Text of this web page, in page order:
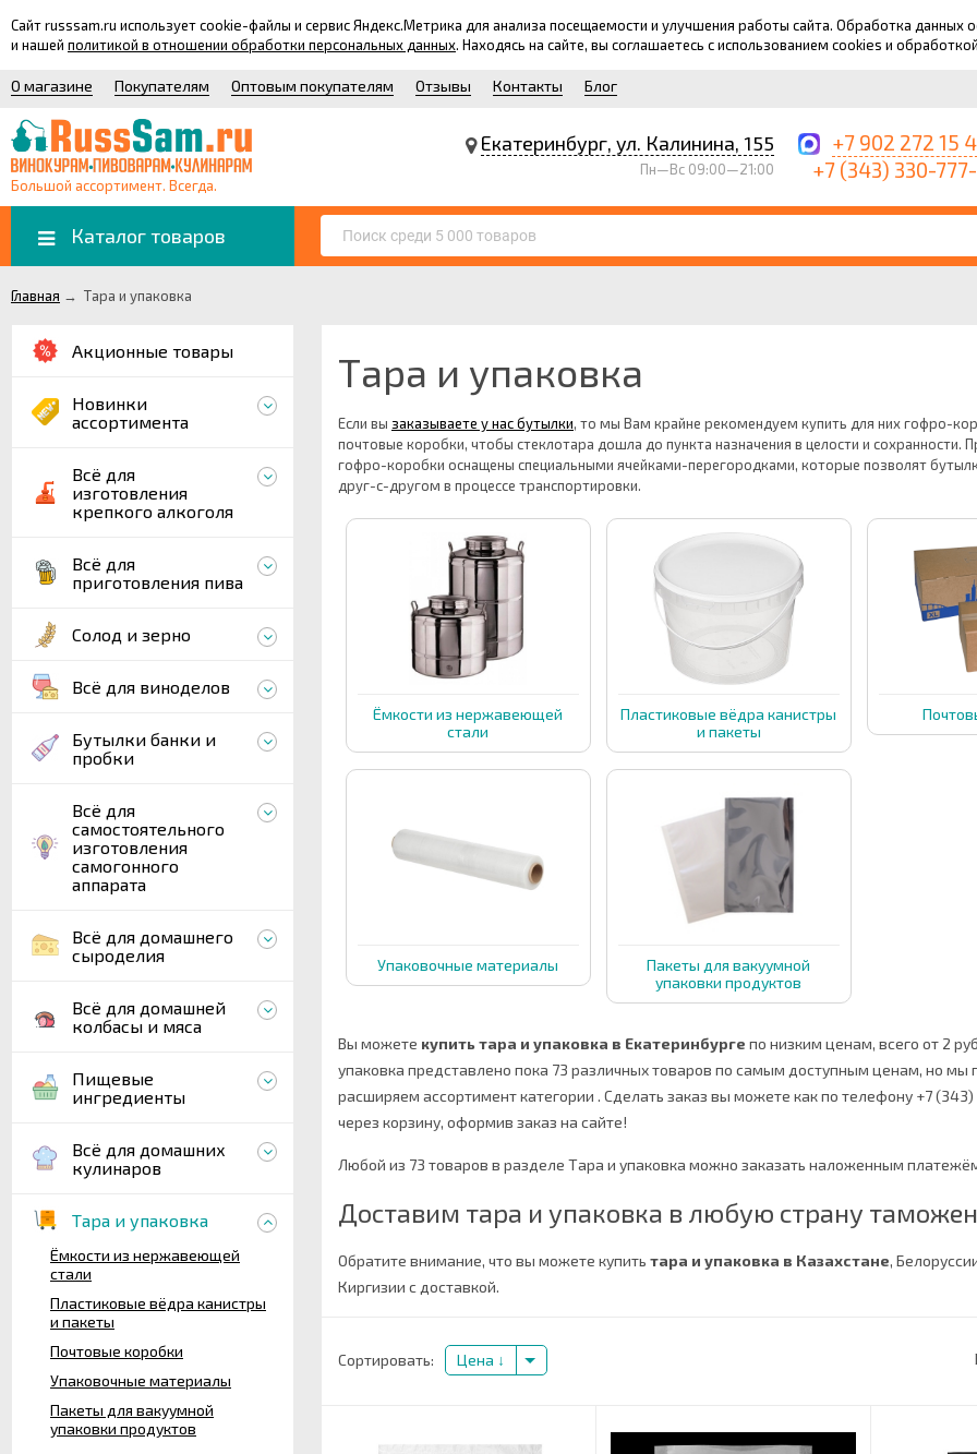
Сайт russsam.ru использует cookie-файлы и сервис Яндекс.Метрика для анализа посещаемости и улучшения работы сайта. Обработка
и нашей политикой в отношении обработки персональных данных. Находясь на сайте, вы соглашаетесь с использованием cookies и
О магазине Покупателям Оптовым покупателям Отзывы Контакты Блог
Большой ассортимент. Всегда.
Екатеринбург, ул. Калинина, 155
Пн—Вс 09:00—21:00
+7 902 272 15
+7 (343) 330-
Каталог товаров
Главная → Тара и упаковка
Акционные товары
Новинки
ассортимента
Всё для
изготовления
крепкого алкоголя
Всё для
приготовления пива
Солод и зерно
Всё для виноделов
Бутылки банки и
пробки
Всё для
самостоятельного
изготовления
самогонного
аппарата
Всё для домашнего
сыроделия
Всё для домашней
колбасы и мяса
Пищевые
ингредиенты
Всё для домашних
кулинаров
Тара и упаковка
Ёмкости из нержавеющей
стали
Пластиковые вёдра канистры
и пакеты
Почтовые коробки
Упаковочные материалы
Пакеты для вакуумной
упаковки продуктов
Тара и упаковка
Если вы заказываете у нас бутылки, то мы Вам крайне рекомендуем купить для них гофро-
почтовые коробки, чтобы стеклотара дошла до пункта назначения в целости и сохранности.
гофро-коробки оснащены специальными ячейками-перегородками, которые позволят
друг-с-другом в процессе транспортировки.
Ёмкости из нержавеющей
стали
Пластиковые вёдра канистры
и пакеты
Упаковочные материалы
Пакеты для вакуумной
упаковки продуктов
Вы можете купить тара и упаковка в Екатеринбурге по низким ценам, всего от 2
упаковка представлено пока 73 различных товаров по самым доступным ценам, но мы
расширяем ассортимент категории . Сделать заказ вы можете как по телефону +7 (343)
через корзину, оформив заказ на сайте!
Любой из 73 товаров в разделе Тара и упаковка можно заказать наложенным
Доставим тара и упаковка в любую страну
Обратите внимание, что вы можете купить тара и упаковка в Казахстане,
Киргизии с доставкой.
Сортировать: Цена